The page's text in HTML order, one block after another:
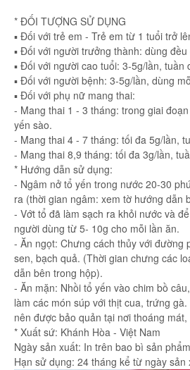
* ĐỐI TƯỢNG SỬ DỤNG
▪ Đối với trẻ em - Trẻ em từ 1 tuổi trở
▪ Đối với người trưởng thành: dùng
▪ Đối với người cao tuổi: 3-5g/lần, tuần
▪ Đối với người bệnh: 3-5g/lần, dùng
▪ Đối với phụ nữ mang thai:
- Mang thai 1 - 3 tháng: trong giai
yến sào.
- Mang thai 4 - 7 tháng: tối đa 5g/lần,
- Mang thai 8,9 tháng: tối đa 3g/lần,
* Hướng dẫn sử dụng:
- Ngâm nở tổ yến trong nước 20-30
ra (thời gian ngâm: xem tờ hướng dẫn
- Vớt tổ đã làm sạch ra khỏi nước và
người dùng từ 5- 10g cho mỗi lần ăn.
- Ăn ngọt: Chưng cách thủy với đường
sen, bạch quả. (Thời gian chưng các
dẫn bên trong hộp).
- Ăn mặn: Nhồi tổ yến vào chim bồ
làm các món súp với thịt cua, trứng
nên được bảo quản tại nơi thoáng
* Xuất sứ: Khánh Hòa - Việt Nam
Ngày sản xuất: In trên bao bì sản
Hạn sử dụng: 24 tháng kể từ ngày sản